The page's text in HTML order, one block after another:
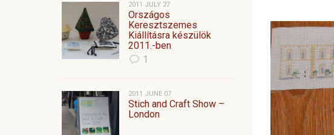
2011 JULY 27
Országos
Keresztszemes
Kiállításra készülök
2011.-ben
1
2011 JUNE 07
Stich and Craft Show –
London